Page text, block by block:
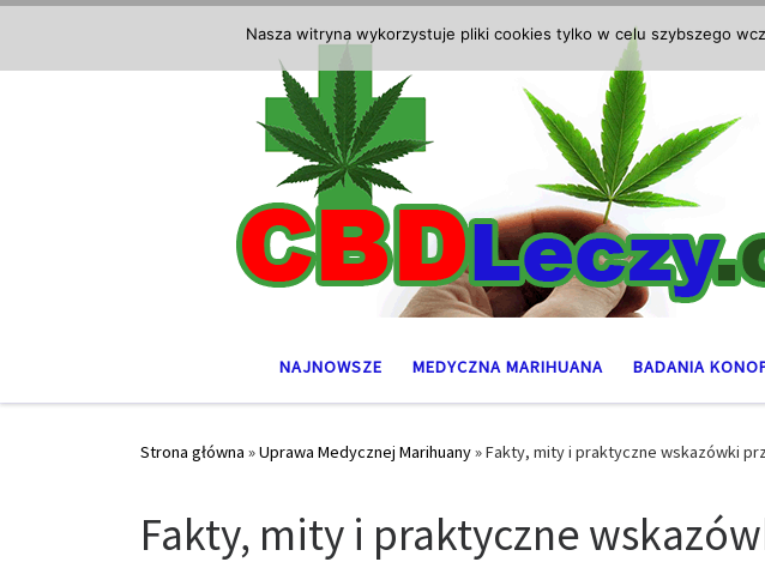
NAJNOWSZE MEDYCZNA MARIHUANA BADANIA
Strona główna »Uprawa Medycznej Marihuany»Fakty, mity i praktyczne wskazówki
Fakty, mity i praktyczne
Nasza witryna wykorzystuje pliki cookies tylko w celu szybszego